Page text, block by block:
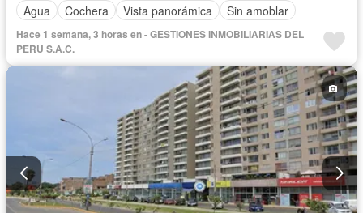
Agua
Cochera Vista panorámica Sin amoblar
Hace 1 semana, 3 horas en - GESTIONES INMOBILIARIAS DEL
PERU S.A.C.